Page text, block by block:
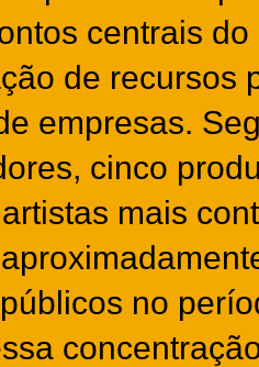
centrais
de recursos
empresas.
cinco
mais
no